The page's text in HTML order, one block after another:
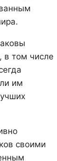
в том числе
им
своими